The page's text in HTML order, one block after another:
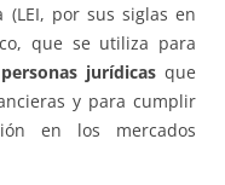
(LEI, por sus siglas en
que se utiliza para
jurídicasque
y para cumplir
en los mercados